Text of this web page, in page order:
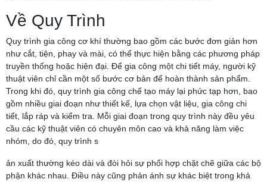
Về Quy Trình
Quy trình gia công cơ khí thường bao gồm các bước đơn giản hơn
như cắt, tiện, phay và mài, có thể thực hiện bằng các phương pháp
truyền thống hoặc hiện đại. Để gia công một chi tiết máy, người kỹ
thuật viên chỉ cần một số bước cơ bản để hoàn thành sản phẩm.
Trong khi đó, quy trình gia công chế tạo máy lại phức tạp hơn, bao
gồm nhiều giai đoạn như thiết kế, lựa chọn vật liệu, gia công chi
tiết, lắp ráp và kiểm tra. Mỗi giai đoạn trong quy trình này đều yêu
cầu các kỹ thuật viên có chuyên môn cao và khả năng làm việc
nhóm, do đó, quy trình s
ản xuất thường kéo dài và đòi hỏi sự phối hợp chặt chẽ giữa các bộ
phận khác nhau. Điều này cũng phản ánh sự khác biệt trong khả